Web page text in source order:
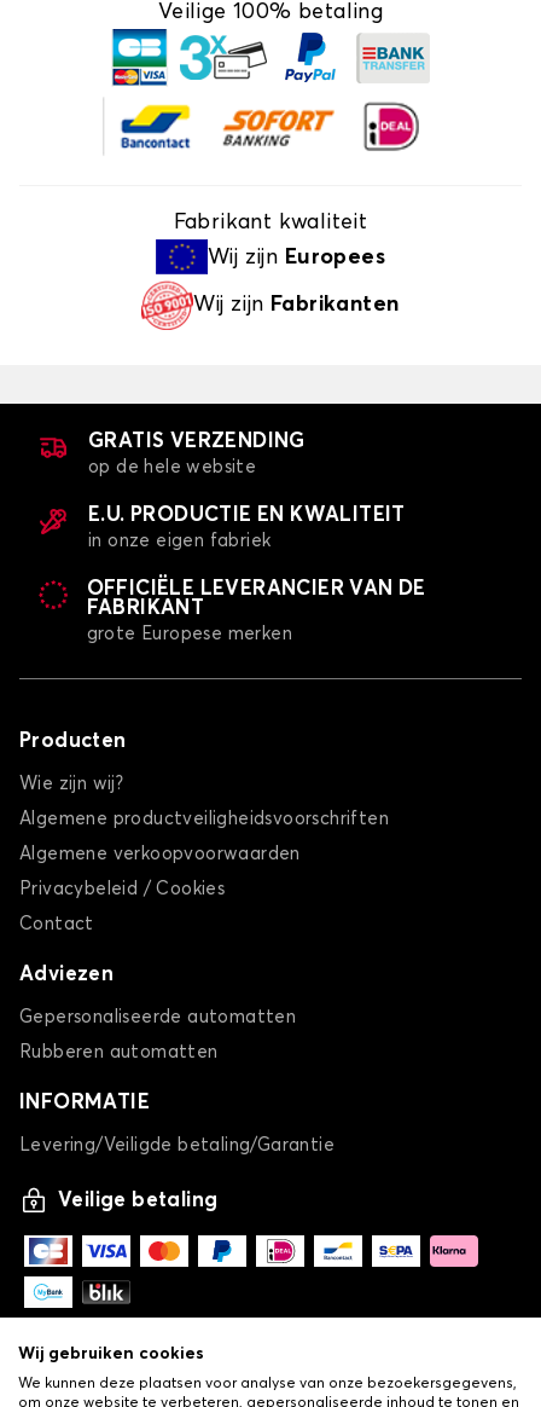
Veilige 100% betaling
Fabrikant kwaliteit
Wij zijn Europees
Wij zijn Fabrikanten
GRATIS VERZENDING
op de hele website
E.U. PRODUCTIE EN KWALITEIT
in onze eigen fabriek
OFFICIËLE LEVERANCIER VAN DE
FABRIKANT
grote Europese merken
Producten
Wie zijn wij?
Algemene productveiligheidsvoorschriften
Algemene verkoopvoorwaarden
Privacybeleid / Cookies
Contact
Adviezen
Gepersonaliseerde automatten
Rubberen automatten
INFORMATIE
Levering/Veiligde betaling/Garantie
Veilige betaling
Wij gebruiken cookies
We kunnen deze plaatsen voor analyse van onze bezoekersgegevens,
om onze website te verbeteren, gepersonaliseerde inhoud te tonen en